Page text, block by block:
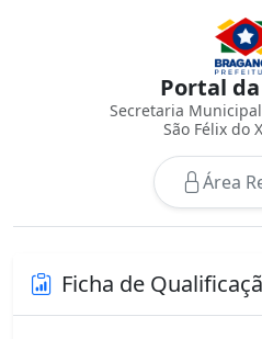
Portal
Secretaria
São Félix do
Área
Ficha de